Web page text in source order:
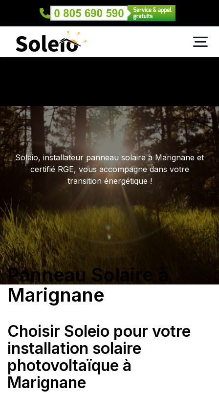
Soleio, installateur panneau solaire à Marignane et
certifié RGE, vous accompagne dans votre
transition énergétique !
Panneau Solaire à
Marignane
Choisir Soleio pour votre
installation solaire
photovoltaïque à
Marignane